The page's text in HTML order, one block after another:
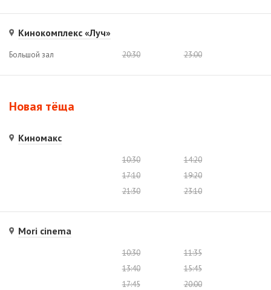
Кинокомплекс «Луч»
Большой зал 20:30 23:00
Новая тёща
Киномакс
10:30
14:20
17:10
19:20
21:30
23:10
Mori cinema
10:30
11:35
13:40
15:45
17:45
20:00